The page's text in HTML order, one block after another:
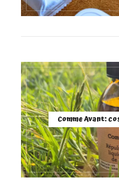
Comme Avant: